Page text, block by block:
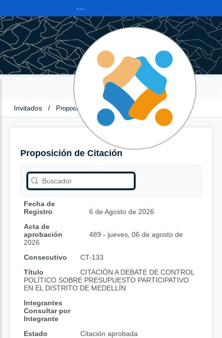
Invitados / Proposición de Citación
Proposición de Citación
Fecha de
Registro
6 de Agosto de 2026
Acta de
aprobación
489 - jueves, 06 de agosto de
2026
Consecutivo
CT-133
Título
CITACIÓN A DEBATE DE CONTROL
POLÍTICO SOBRE PRESUPUESTO PARTICIPATIVO
EN EL DISTRITO DE MEDELLÍN
Integrantes
Consultar por
Integrante
Estado
Citación aprobada